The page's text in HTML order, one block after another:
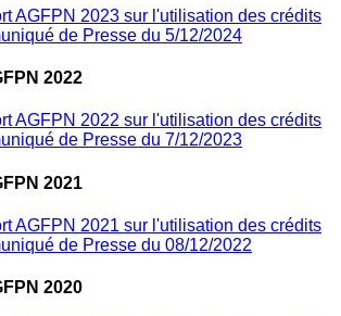
AGFPN 2023 sur l'utilisation des crédits
de Presse du 5/12/2024
2022
AGFPN 2022 sur l'utilisation des crédits
de Presse du 7/12/2023
2021
AGFPN 2021 sur l'utilisation des crédits
de Presse du 08/12/2022
2020